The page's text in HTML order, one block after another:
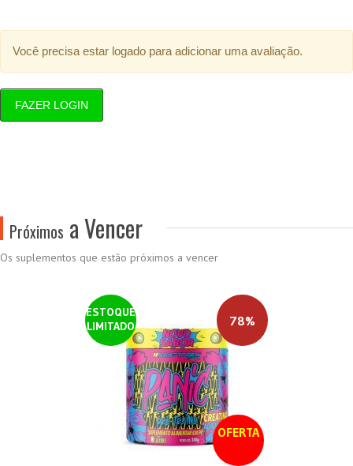
Você precisa estar logado para adicionar uma avaliação.
FAZER LOGIN
Próximos a Vencer
Os suplementos que estão próximos a vencer
ESTOQUE
LIMITADO
OFERTA
78%